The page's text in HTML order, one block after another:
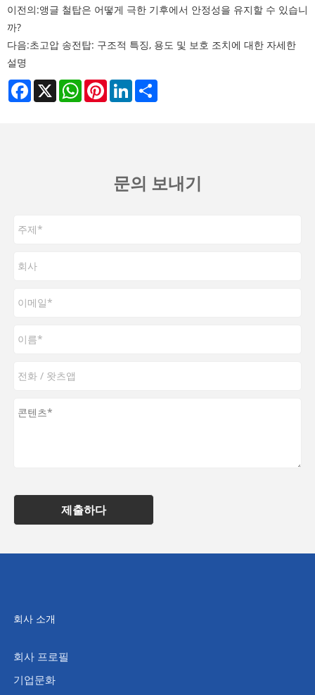
이전의:앵글 철탑은 어떻게 극한 기후에서 안정성을 유지할 수 있습니
까?
다음:초고압 송전탑: 구조적 특징, 용도 및 보호 조치에 대한 자세한
설명
Facebook
X WhatsAppPinterestLinkedIn
문의 보내기
제출하다
회사 소개
회사 프로필
기업문화